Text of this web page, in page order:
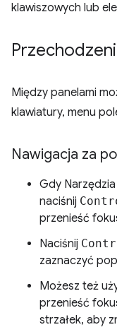
klawiszowych lub
Między panelami
klawiatury, menu
Nawigacja za
Gdy
naciśnij
przenieść
Naciśnij
zaznaczyć
Możesz też
przenieść
strzałek, aby